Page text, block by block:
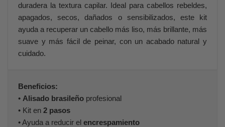
duradera la textura capilar. Ideal para cabellos rebeldes,
apagados, secos, dañados o sensibilizados, este kit
ayuda a recuperar un cabello más liso, más brillante, más
suave y más fácil de peinar, con un acabado natural y
cuidado.
Beneficios:
• Alisado brasileño profesional
• Kit en 2 pasos
• Ayuda a reducir el encrespamiento